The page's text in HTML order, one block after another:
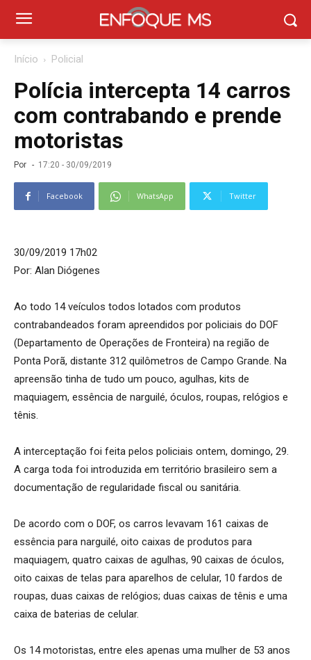
Início Policial
Polícia intercepta 14 carros
com contrabando e prende
motoristas
Por - 17:20 - 30/09/2019
Facebook WhatsApp Twitter
30/09/2019 17h02
Por: Alan Diógenes
Ao todo 14 veículos todos lotados com produtos
contrabandeados foram apreendidos por policiais do DOF
(Departamento de Operações de Fronteira) na região de
Ponta Porã, distante 312 quilômetros de Campo Grande. Na
apreensão tinha de tudo um pouco, agulhas, kits de
maquiagem, essência de narguilé, óculos, roupas, relógios e
tênis.
A interceptação foi feita pelos policiais ontem, domingo, 29.
A carga toda foi introduzida em território brasileiro sem a
documentação de regularidade fiscal ou sanitária.
De acordo com o DOF, os carros levavam 161 caixas de
essência para narguilé, oito caixas de produtos para
maquiagem, quatro caixas de agulhas, 90 caixas de óculos,
oito caixas de telas para aparelhos de celular, 10 fardos de
roupas, duas caixas de relógios; duas caixas de tênis e uma
caixa de baterias de celular.
Os 14 motoristas, entre eles apenas uma mulher de 53 anos